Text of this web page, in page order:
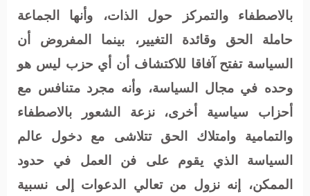
بالاصطفاء والتمركز حول الذات، وأنها الجماعة
حاملة الحق وقائدة التغيير، بينما المفروض أن
السياسة تفتح آفاقا للاكتشاف أن أي حزب ليس هو
وحده في مجال السياسة، وأنه مجرد متنافس مع
أحزاب سياسية أخرى، نزعة الشعور بالاصطفاء
والتمامية وامتلاك الحق تتلاشى مع دخول عالم
السياسة الذي يقوم على فن العمل في حدود
الممكن، إنه نزول من تعالي الدعوات إلى نسبية